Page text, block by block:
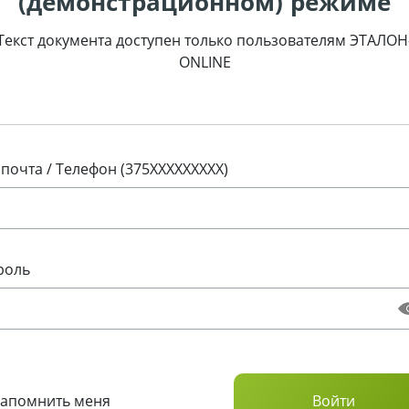
документа доступен только пользователям
ONLINE
/ Телефон (375XXXXXXXXX)
меня